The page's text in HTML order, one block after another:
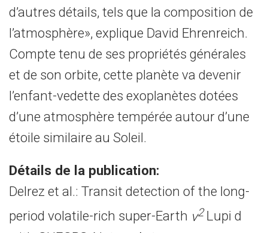
d’autres détails, tels que la composition de
l’atmosphère», explique David Ehrenreich.
Compte tenu de ses propriétés générales
et de son orbite, cette planète va devenir
l’enfant-vedette des exoplanètes dotées
d’une atmosphère tempérée autour d’une
étoile similaire au Soleil.
Détails de la publication:
Delrez et al.: Transit detection of the long-
period volatile-rich super-Earth ν2Lupi d